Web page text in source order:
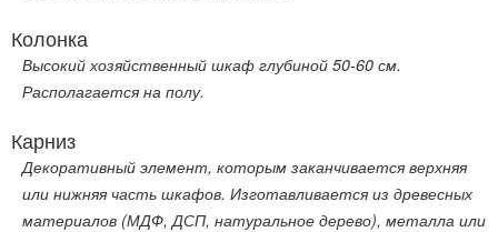
Колонка
Высокий хозяйственный шкаф глубиной 50-60 см.
Располагается на полу.
Карниз
Декоративный элемент, которым заканчивается верхняя
или нижняя часть шкафов. Изготавливается из древесных
материалов (МДФ, ДСП, натуральное дерево), металла или